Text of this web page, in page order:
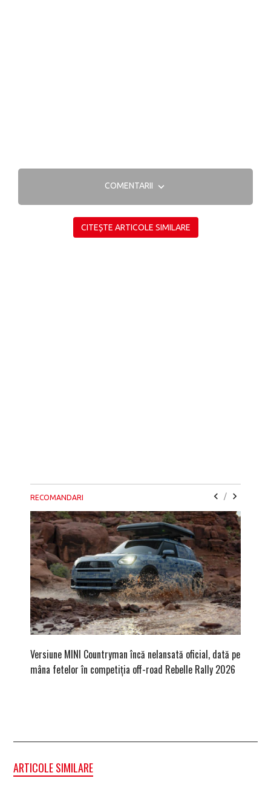
COMENTARII
CITEȘTE ARTICOLE SIMILARE
RECOMANDARI /
Versiune MINI Countryman încă nelansată oficial, dată pe
mâna fetelor în competiția off-road Rebelle Rally 2026
ARTICOLE SIMILARE